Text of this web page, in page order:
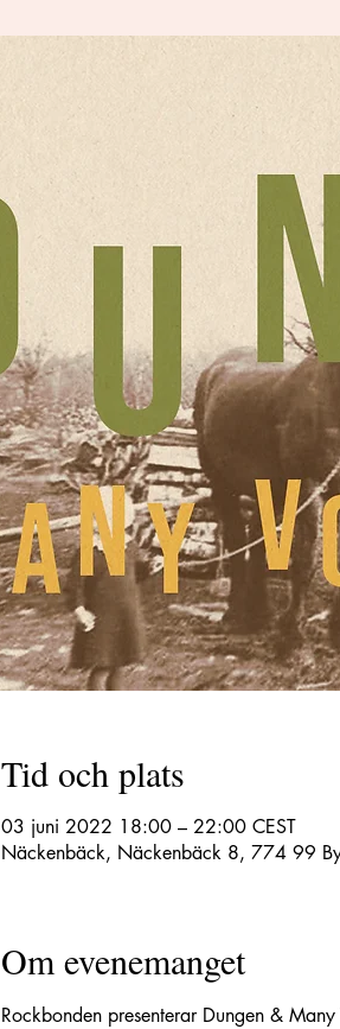
Tid och plats
03 juni 2022 18:00 – 22:00 CEST
Näckenbäck, Näckenbäck 8, 774 99
Om evenemanget
Rockbonden presenterar Dungen &